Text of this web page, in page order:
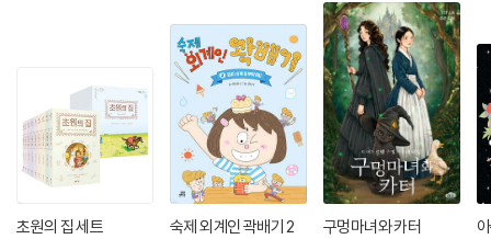
초원의 집 세트 숙제 외계인 곽배기 2 구멍마녀와 카터